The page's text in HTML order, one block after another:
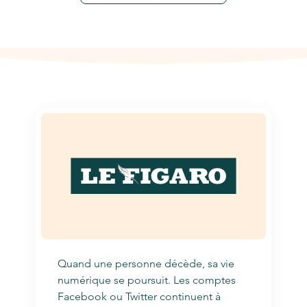
Quand une personne décède, sa vie
numérique se poursuit. Les comptes
Facebook ou Twitter continuent à